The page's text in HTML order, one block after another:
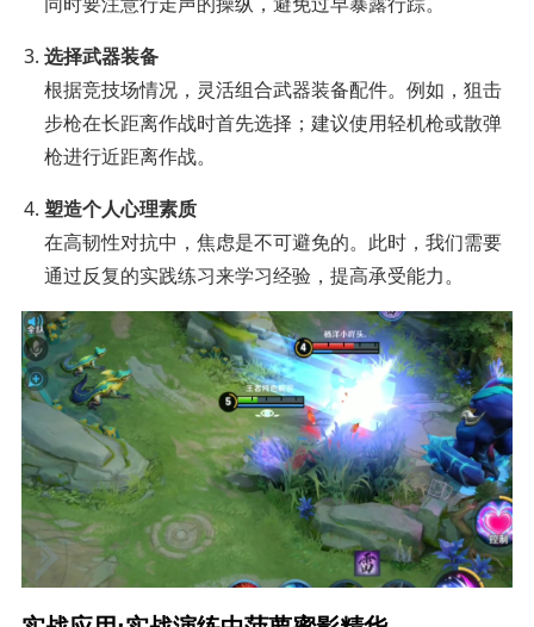
选择武器装备
根据竞技场情况，灵活组合武器装备配件。例如，狙击
步枪在长距离作战时首先选择；建议使用轻机枪或散弹
枪进行近距离作战。
塑造个人心理素质
在高韧性对抗中，焦虑是不可避免的。此时，我们需要
通过反复的实践练习来学习经验，提高承受能力。